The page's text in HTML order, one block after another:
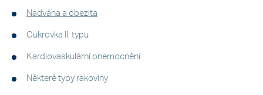
Nadváha a obezita
Cukrovka II. typu
Kardiovaskulární onemocnění
Některé typy rakoviny